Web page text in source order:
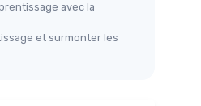
Piano Débutants
débutants
avec la
et surmonter les